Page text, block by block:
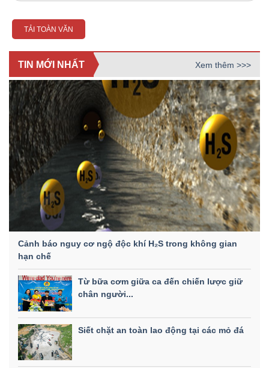
TẢI TOÀN VĂN
TIN MỚI NHẤT Xem thêm >>>
Cảnh báo nguy cơ ngộ độc khí H₂S trong không gian
hạn chế
Từ bữa cơm giữa ca đến chiến lược giữ
chân người...
Siết chặt an toàn lao động tại các mỏ đá